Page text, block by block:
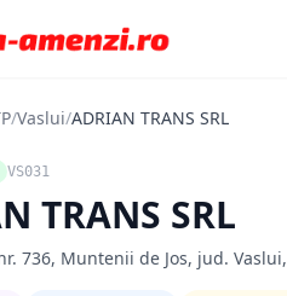
/Vaslui/ADRIAN TRANS SRL
VS031
TRANS SRL
736, Muntenii de Jos, jud.